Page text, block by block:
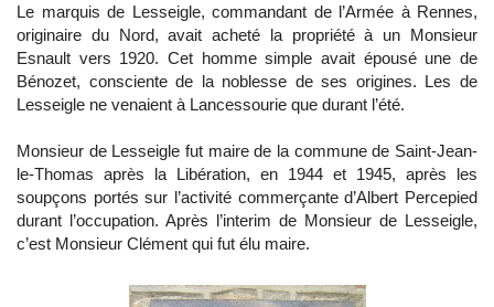
Le marquis de Lesseigle, commandant de l’Armée à Rennes,
originaire du Nord, avait acheté la propriété à un Monsieur
Esnault vers 1920. Cet homme simple avait épousé une de
Bénozet, consciente de la noblesse de ses origines. Les de
Lesseigle ne venaient à Lancessourie que durant l’été.
Monsieur de Lesseigle fut maire de la commune de Saint-Jean-
le-Thomas après la Libération, en 1944 et 1945, après les
soupçons portés sur l’activité commerçante d’Albert Percepied
durant l’occupation. Après l’interim de Monsieur de Lesseigle,
c’est Monsieur Clément qui fut élu maire.